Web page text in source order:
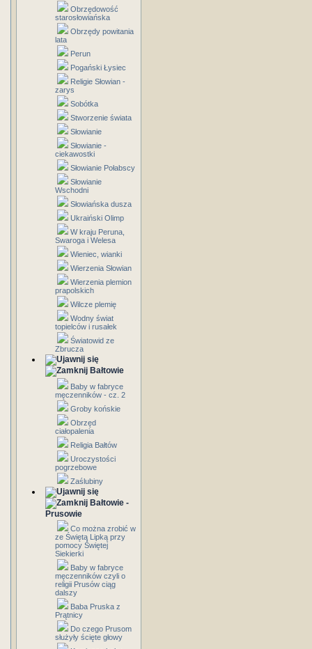
Obrzędowość
starosłowiańska
Obrzędy powitania
lata
Perun
Pogański Łysiec
Religie Słowian -
zarys
Sobótka
Stworzenie świata
Słowianie
Słowianie -
ciekawostki
Słowianie Połabscy
Słowianie
Wschodni
Słowiańska dusza
Ukraiński Olimp
W kraju Peruna,
Swaroga i Welesa
Wieniec, wianki
Wierzenia Słowian
Wierzenia plemion
prapolskich
Wilcze plemię
Wodny świat
topielców i rusałek
Światowid ze
Zbrucza
Bałtowie
Baby w fabryce
męczenników - cz. 2
Groby końskie
Obrzęd
ciałopalenia
Religia Bałtów
Uroczystości
pogrzebowe
Zaślubiny
Bałtowie -
Prusowie
Co można zrobić w
ze Świętą Lipką przy
pomocy Świętej
Siekierki
Baby w fabryce
męczenników czyli o
religii Prusów ciąg
dalszy
Baba Pruska z
Prątnicy
Do czego Prusom
służyły ścięte głowy